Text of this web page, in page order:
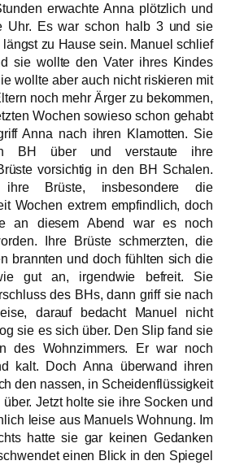
erwachte Anna plötzlich und
Uhr. Es war schon halb 3 und sie
zu Hause sein. Manuel schlief
sie wollte den Vater ihres Kindes
wollte aber auch nicht riskieren mit
noch mehr Ärger zu bekommen,
Wochen sowieso schon gehabt
Anna nach ihren Klamotten. Sie
BH über und verstaute ihre
vorsichtig in den BH Schalen.
Brüste, insbesondere die
Wochen extrem empfindlich, doch
an diesem Abend war es noch
Ihre Brüste schmerzten, die
brannten und doch fühlten sich die
gut an, irgendwie befreit. Sie
des BHs, dann griff sie nach
darauf bedacht Manuel nicht
sie es sich über. Den Slip fand sie
des Wohnzimmers. Er war noch
kalt. Doch Anna überwand ihren
den nassen, in Scheidenflüssigkeit
Jetzt holte sie ihre Socken und
leise aus Manuels Wohnung. Im
hatte sie gar keinen Gedanken
einen Blick in den Spiegel